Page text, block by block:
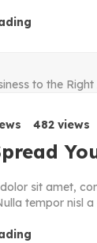
482 views
sit amet,
tempor nisl a